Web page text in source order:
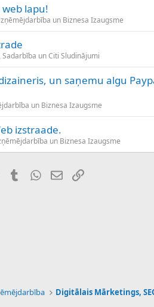
lapu!
un Biznesa Izaugsme
Sadarbība un Citi Sludinājumi
un saņemu algu
un Biznesa Izaugsme
izstraade.
un Biznesa Izaugsme
PinterestTumblrWhatsApp
E-pastsSaiti